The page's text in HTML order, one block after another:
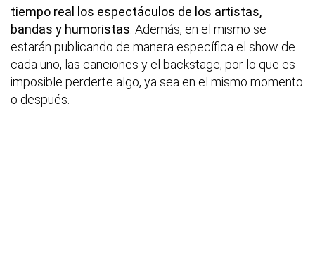
tiempo real los espectáculos de los artistas,
bandas y humoristas . Además, en el mismo se
estarán publicando de manera específica el show de
cada uno, las canciones y el backstage, por lo que es
imposible perderte algo, ya sea en el mismo momento
o después.